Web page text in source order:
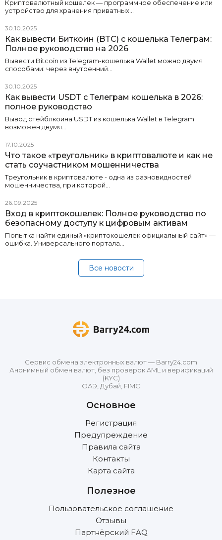
Криптовалютный кошелек — программное обеспечение или
устройство для хранения приватных…
30.10.2025
Как вывести Биткоин (BTC) с кошелька Телеграм:
Полное руководство на 2026
Вывести Bitcoin из Telegram-кошелька Wallet можно двумя
способами: через внутренний…
30.10.2025
Как вывести USDT с Телеграм кошелька в 2026:
полное руководство
Вывод стейблкоина USDT из кошелька Wallet в Telegram
возможен двумя…
17.10.2025
Что такое «треугольник» в криптовалюте и как не
стать соучастником мошенничества
Треугольник в криптовалюте - одна из разновидностей
мошенничества, при которой…
26.09.2025
Вход в криптокошелек: Полное руководство по
безопасному доступу к цифровым активам
Попытка найти единый «криптокошелек официальный сайт» —
ошибка. Универсального портала…
Все новости
Сервис обмена электронных валют — Barry24.com
Анонимный обмен валют, без проверок AML и верификаций
(KYC)
ОАЭ, Дубай, FIMC
Основное
Регистрация
Предупреждение
Правила сайта
Контакты
Карта сайта
Полезное
Пользовательское соглашение
Отзывы
Партнёрский FAQ